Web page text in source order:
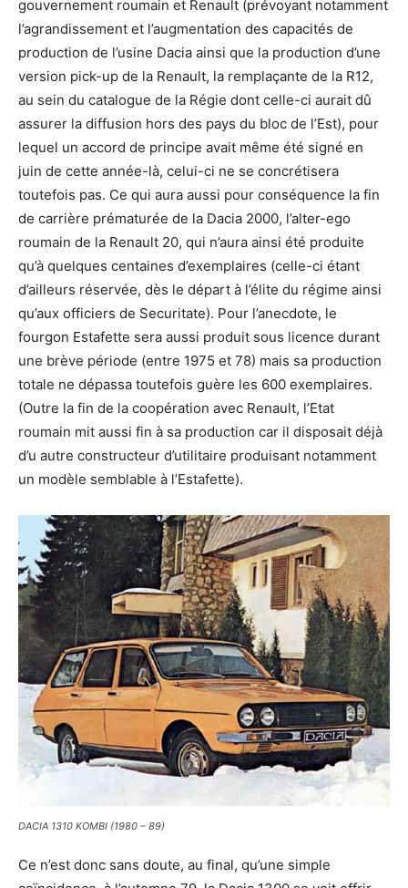
gouvernement roumain et Renault (prévoyant notamment
l’agrandissement et l’augmentation des capacités de
production de l’usine Dacia ainsi que la production d’une
version pick-up de la Renault, la remplaçante de la R12,
au sein du catalogue de la Régie dont celle-ci aurait dû
assurer la diffusion hors des pays du bloc de l’Est), pour
lequel un accord de principe avait même été signé en
juin de cette année-là, celui-ci ne se concrétisera
toutefois pas. Ce qui aura aussi pour conséquence la fin
de carrière prématurée de la Dacia 2000, l’alter-ego
roumain de la Renault 20, qui n’aura ainsi été produite
qu’à quelques centaines d’exemplaires (celle-ci étant
d’ailleurs réservée, dès le départ à l’élite du régime ainsi
qu’aux officiers de Securitate). Pour l’anecdote, le
fourgon Estafette sera aussi produit sous licence durant
une brève période (entre 1975 et 78) mais sa production
totale ne dépassa toutefois guère les 600 exemplaires.
(Outre la fin de la coopération avec Renault, l’Etat
roumain mit aussi fin à sa production car il disposait déjà
d’u autre constructeur d’utilitaire produisant notamment
un modèle semblable à l’Estafette).
DACIA 1310 KOMBI (1980 – 89)
Ce n’est donc sans doute, au final, qu’une simple